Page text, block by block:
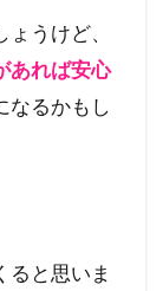
うけど、
あれば安心
なるかもし
ると思いま